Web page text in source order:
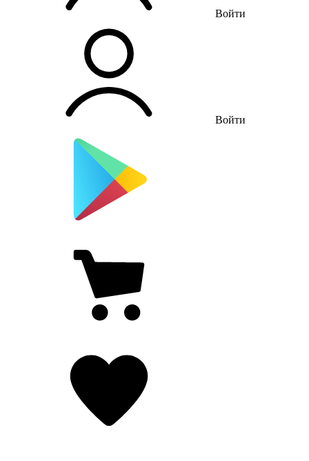
Войти
Войти